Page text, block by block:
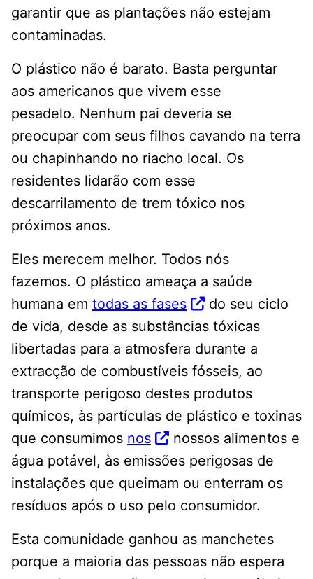
garantir que as plantações não estejam
contaminadas.
O plástico não é barato. Basta perguntar
aos americanos que vivem esse
pesadelo. Nenhum pai deveria se
preocupar com seus filhos cavando na terra
ou chapinhando no riacho local. Os
residentes lidarão com esse
descarrilamento de trem tóxico nos
próximos anos.
Eles merecem melhor. Todos nós
fazemos. O plástico ameaça a saúde
humana em todas as fases
do seu ciclo
de vida, desde as substâncias tóxicas
libertadas para a atmosfera durante a
extracção de combustíveis fósseis, ao
transporte perigoso destes produtos
químicos, às partículas de plástico e toxinas
que consumimos nos
nossos alimentos e
água potável, às emissões perigosas de
instalações que queimam ou enterram os
resíduos após o uso pelo consumidor.
Esta comunidade ganhou as manchetes
porque a maioria das pessoas não espera